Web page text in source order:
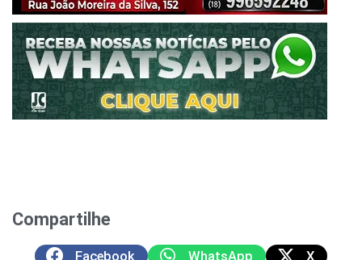
Compartilhe
Facebook WhatsApp X